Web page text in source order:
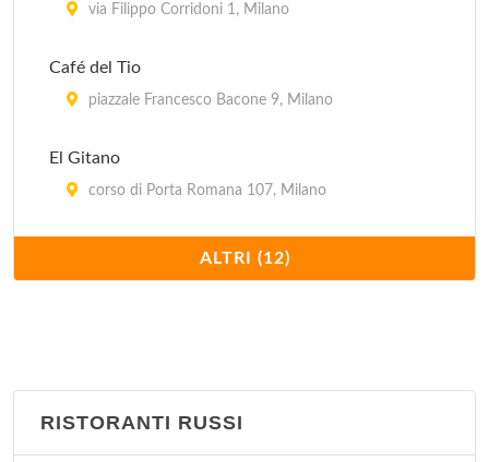
via Filippo Corridoni 1, Milano
Café del Tio
piazzale Francesco Bacone 9, Milano
El Gitano
corso di Porta Romana 107, Milano
via Ruggero Bonghi 12, Milano
Milano
Llevataps
ALTRI (12)
RISTORANTI RUSSI